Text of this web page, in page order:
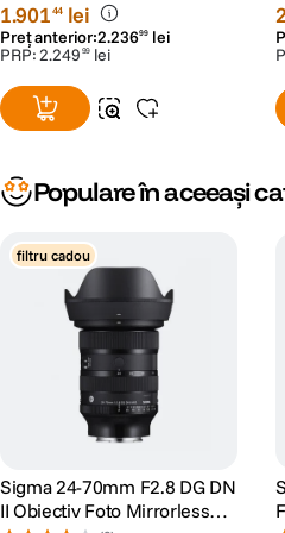
NotaProdusul este proiectat sa reziste
impermeabil. Cand utilizati obiectivul
grija sa nu lasati cantitati mari de apa sa
obiectivul ireparabil.
1
1.90144 lei
Preț anterior:2.23699 lei
PRP:2.249 99 lei
2
Populare în aceeași
filtru cadou
Sigma 24-70mm F2.8 DG DN
II Obiectiv Foto Mirrorless